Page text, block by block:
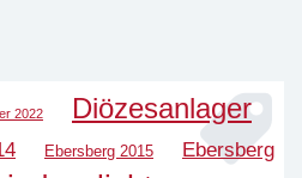
2022
Diözesanlager
Ebersberg 2015
Ebersberg